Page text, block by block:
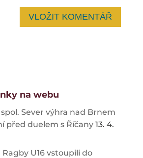
na webu
Sever výhra nad Brnem
před duelem s Říčany 13. 4.
U16 vstoupili do